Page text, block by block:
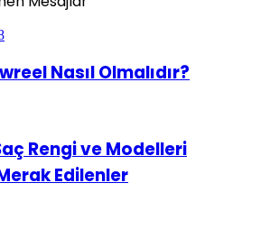
Nasıl Olmalıdır?
Rengi ve Modelleri
Edilenler